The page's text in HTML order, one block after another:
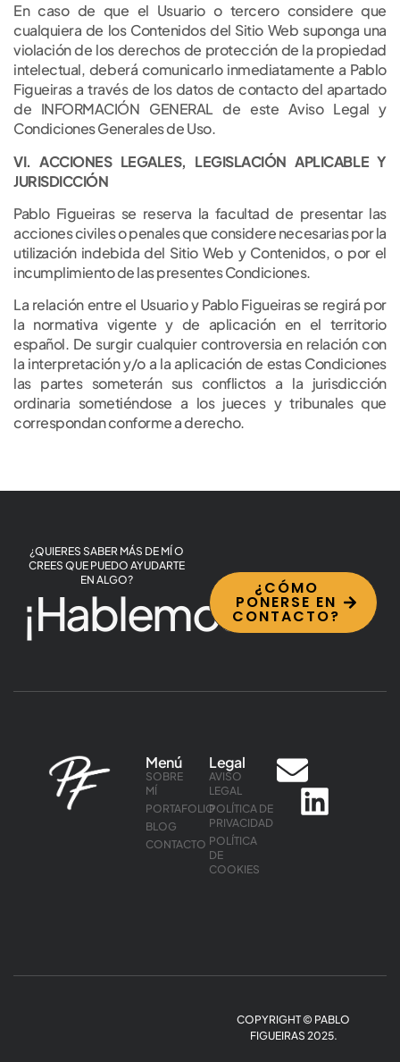
En caso de que el Usuario o tercero considere que
cualquiera de los Contenidos del Sitio Web suponga una
violación de los derechos de protección de la propiedad
intelectual, deberá comunicarlo inmediatamente a Pablo
Figueiras a través de los datos de contacto del apartado
de INFORMACIÓN GENERAL de este Aviso Legal y
Condiciones Generales de Uso.
VI. ACCIONES LEGALES, LEGISLACIÓN APLICABLE Y
JURISDICCIÓN
Pablo Figueiras se reserva la facultad de presentar las
acciones civiles o penales que considere necesarias por la
utilización indebida del Sitio Web y Contenidos, o por el
incumplimiento de las presentes Condiciones.
La relación entre el Usuario y Pablo Figueiras se regirá por
la normativa vigente y de aplicación en el territorio
español. De surgir cualquier controversia en relación con
la interpretación y/o a la aplicación de estas Condiciones
las partes someterán sus conflictos a la jurisdicción
ordinaria sometiéndose a los jueces y tribunales que
correspondan conforme a derecho.
¿QUIERES SABER MÁS DE MÍ O
CREES QUE PUEDO AYUDARTE
EN ALGO?
¡Hablemos!¿CÓMO
PONERSE EN
CONTACTO?
Menú
SOBRE
MÍ
PORTAFOLIO
BLOG
CONTACTO
Legal
AVISO
LEGAL
POLÍTICA DE
PRIVACIDAD
POLÍTICA
DE
COOKIES
COPYRIGHT © PABLO
FIGUEIRAS 2025.